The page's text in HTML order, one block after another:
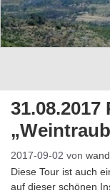
31.08.2017
2017-09-02 von
Diese Tour ist auch
auf dieser schönen